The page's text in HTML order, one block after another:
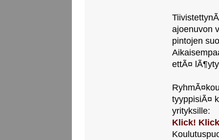
ajoenuvon
pintojen
ettÃ¤
tyyppisiÃ¤
yrityksille:
Klick!